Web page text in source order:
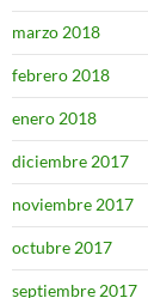
marzo 2018
febrero 2018
enero 2018
diciembre 2017
noviembre 2017
octubre 2017
septiembre 2017